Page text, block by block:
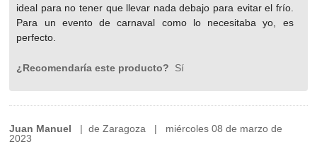
ideal para no tener que llevar nada debajo para evitar el frío.
Para un evento de carnaval como lo necesitaba yo, es
perfecto.
¿Recomendaría este producto? Sí
Juan Manuel | de Zaragoza | miércoles 08 de marzo de
2023